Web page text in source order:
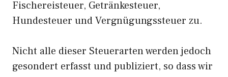
Fischereisteuer, Getränkesteuer,
Hundesteuer und Vergnügungssteuer zu.
Nicht alle dieser Steuerarten werden jedoch
gesondert erfasst und publiziert, so dass wir